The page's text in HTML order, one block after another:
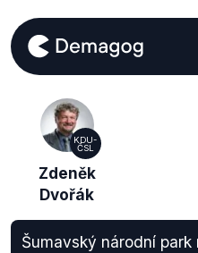
KDU-
ČSL
Zdeněk
Dvořák
Šumavský národní